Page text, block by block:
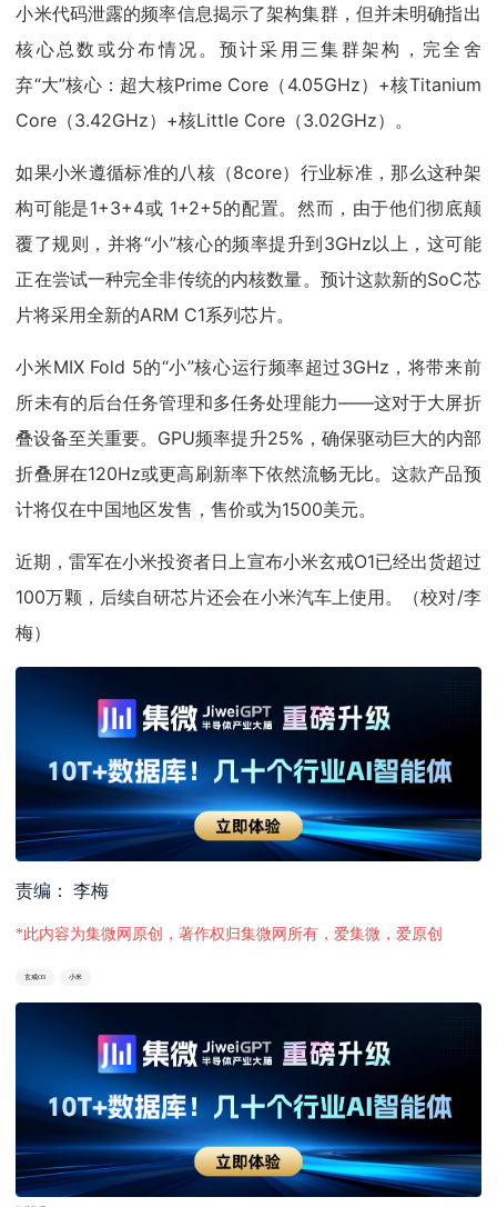
小米代码泄露的频率信息揭示了架构集群，但并未明确指出
核心总数或分布情况。预计采用三集群架构，完全舍
弃“大”核心：超大核Prime Core（4.05GHz）+核Titanium
Core（3.42GHz）+核Little Core（3.02GHz）。
如果小米遵循标准的八核（8core）行业标准，那么这种架
构可能是1+3+4或 1+2+5的配置。然而，由于他们彻底颠
覆了规则，并将“小”核心的频率提升到3GHz以上，这可能
正在尝试一种完全非传统的内核数量。预计这款新的SoC芯
片将采用全新的ARM C1系列芯片。
小米MIX Fold 5的“小”核心运行频率超过3GHz，将带来前
所未有的后台任务管理和多任务处理能力——这对于大屏折
叠设备至关重要。GPU频率提升25%，确保驱动巨大的内部
折叠屏在120Hz或更高刷新率下依然流畅无比。这款产品预
计将仅在中国地区发售，售价或为1500美元。
近期，雷军在小米投资者日上宣布小米玄戒O1已经出货超过
100万颗，后续自研芯片还会在小米汽车上使用。（校对/李
梅）
责编： 李梅
*此内容为集微网原创，著作权归集微网所有，爱集微，爱原创
玄戒O3 小米